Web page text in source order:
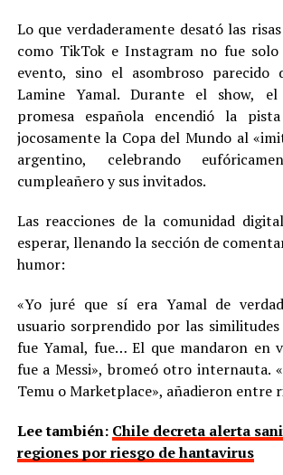
Lo que verdaderamente desató las
como TikTok e Instagram no fue
evento, sino el asombroso parecido
Lamine Yamal. Durante el show,
promesa española encendió la
jocosamente la Copa del Mundo al
argentino, celebrando
cumpleañero y sus invitados.
Las reacciones de la comunidad
esperar, llenando la sección de
humor:
«Yo juré que sí era Yamal de
usuario sorprendido por las similitudes
fue Yamal, fue… El que mandaron en
fue a Messi», bromeó otro internauta.
Temu o Marketplace», añadieron entre
Lee también: Chile decreta alerta
regiones por riesgo de hantavirus